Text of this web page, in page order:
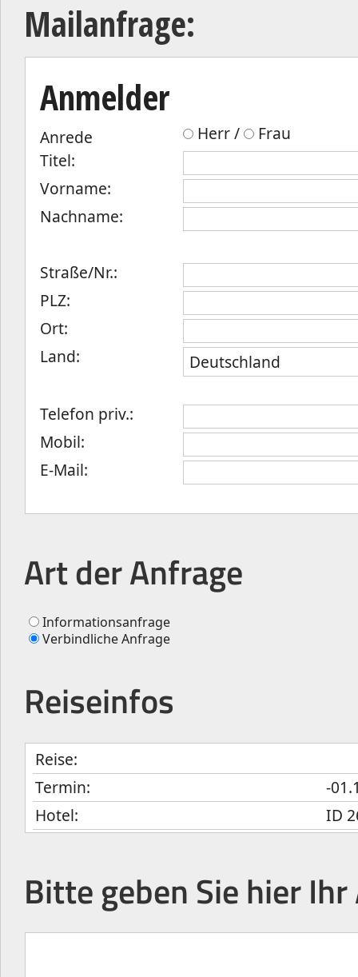
Mailanfrage:
Anmelder
Anrede Herr /
Frau
Titel:
Vorname:
Nachname:
Straße/Nr.:
PLZ:
Ort:
Land:
Telefon priv.:
Mobil:
E-Mail:
Art der Anfrage
Informationsanfrage
Verbindliche Anfrage
Reiseinfos
Reise:
Termin:
-
Hotel:
ID
Bitte geben Sie hier